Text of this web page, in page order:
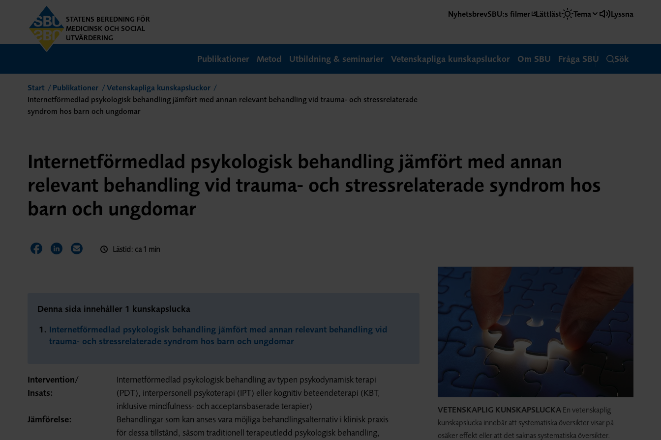
STATENS BEREDNING FÖR
MEDICINSK OCH SOCIAL
UTVÄRDERING
NyhetsbrevSBU:s filmer Lättläst Tema Lyssna
Publikationer Metod Utbildning & seminarier Vetenskapliga kunskapsluckor Om SBU Fråga SBU Sök
Start Publikationer
Vetenskapliga kunskapsluckor
Internetförmedlad psykologisk behandling jämfört med annan relevant behandling vid trauma- och stressrelaterade
syndrom hos barn och ungdomar
Internetförmedlad psykologisk behandling jämfört med annan
relevant behandling vid trauma- och stressrelaterade syndrom hos
barn och ungdomar
Dela sidan på Facebook
Dela sidan på LinkedIn
Dela sidan via E-post
Lästid: ca 1 min
Denna sida innehåller 1 kunskapslucka
Internetförmedlad psykologisk behandling jämfört med annan relevant behandling vid
trauma- och stressrelaterade syndrom hos barn och ungdomar
Intervention/
Insats:
Internetförmedlad psykologisk behandling av typen psykodynamisk terapi
(PDT), interpersonell psykoterapi (IPT) eller kognitiv beteendeterapi (KBT,
inklusive mindfulness- och acceptansbaserade terapier)
Jämförelse:
Behandlingar som kan anses vara möjliga behandlingsalternativ i klinisk praxis
för dessa tillstånd, såsom traditionell terapeutledd psykologisk behandling,
VETENSKAPLIG KUNSKAPSLUCKAEn vetenskaplig
kunskapslucka innebär att systematiska översikter visar på
osäker effekt eller att det saknas systematiska översikter.